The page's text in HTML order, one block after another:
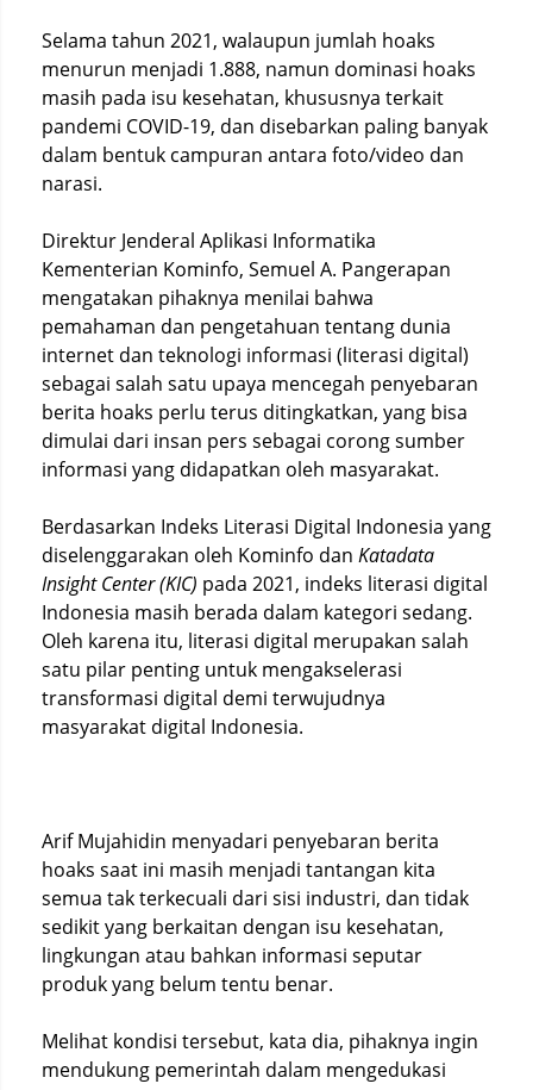
Selama tahun 2021, walaupun jumlah hoaks
menurun menjadi 1.888, namun dominasi hoaks
masih pada isu kesehatan, khususnya terkait
pandemi COVID-19, dan disebarkan paling banyak
dalam bentuk campuran antara foto/video dan
narasi.
Direktur Jenderal Aplikasi Informatika
Kementerian Kominfo, Semuel A. Pangerapan
mengatakan pihaknya menilai bahwa
pemahaman dan pengetahuan tentang dunia
internet dan teknologi informasi (literasi digital)
sebagai salah satu upaya mencegah penyebaran
berita hoaks perlu terus ditingkatkan, yang bisa
dimulai dari insan pers sebagai corong sumber
informasi yang didapatkan oleh masyarakat.
Berdasarkan Indeks Literasi Digital Indonesia yang
diselenggarakan oleh Kominfo dan Katadata
Insight Center (KIC) pada 2021, indeks literasi digital
Indonesia masih berada dalam kategori sedang.
Oleh karena itu, literasi digital merupakan salah
satu pilar penting untuk mengakselerasi
transformasi digital demi terwujudnya
masyarakat digital Indonesia.
Arif Mujahidin menyadari penyebaran berita
hoaks saat ini masih menjadi tantangan kita
semua tak terkecuali dari sisi industri, dan tidak
sedikit yang berkaitan dengan isu kesehatan,
lingkungan atau bahkan informasi seputar
produk yang belum tentu benar.
Melihat kondisi tersebut, kata dia, pihaknya ingin
mendukung pemerintah dalam mengedukasi